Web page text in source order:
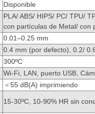
Disponible
PLA/ ABS/ HIPS/ PC/ TPU/
con partículas de Metal/ con
0.01–0.25 mm
0.4 mm (por defecto), 0.2/
300ºC
Wi-Fi, LAN, puerto USB,
＜55 dB(A) imprimiendo
15-30ºC, 10-90% HR sin